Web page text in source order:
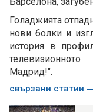
Голаджията
нови болки и
история в
Мадрид!".
свързани статии